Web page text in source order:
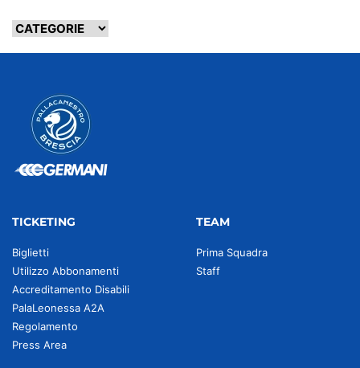
TICKETING
Biglietti
Utilizzo Abbonamenti
Accreditamento Disabili
PalaLeonessa A2A
Regolamento
Press Area
TEAM
Prima Squadra
Staff